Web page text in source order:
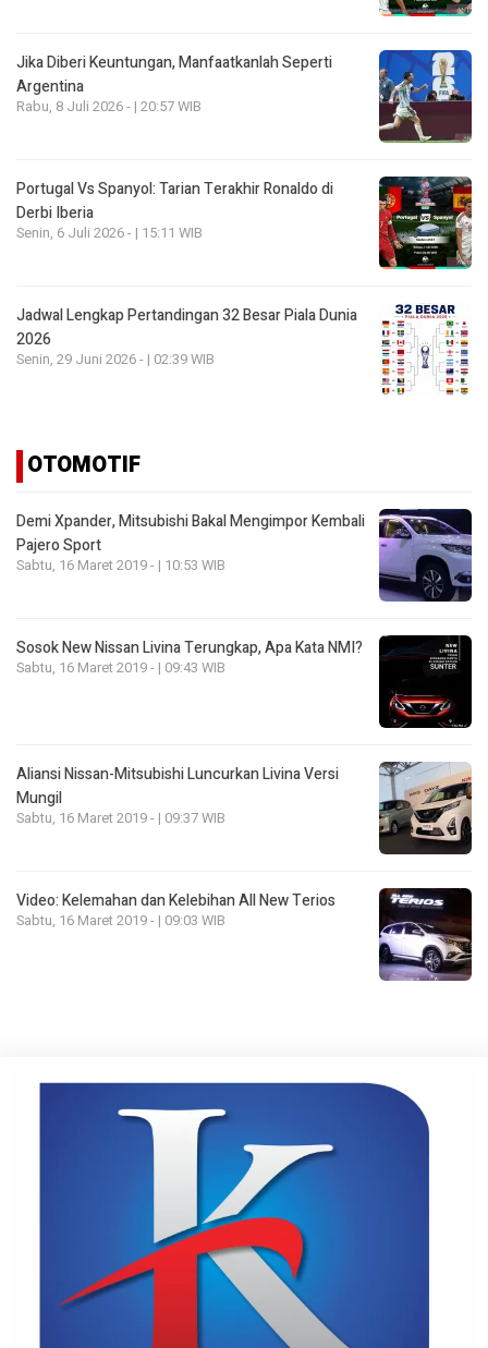
Jika Diberi Keuntungan, Manfaatkanlah Seperti
Argentina
Rabu, 8 Juli 2026 - | 20:57 WIB
Portugal Vs Spanyol: Tarian Terakhir Ronaldo di
Derbi Iberia
Senin, 6 Juli 2026 - | 15:11 WIB
Jadwal Lengkap Pertandingan 32 Besar Piala Dunia
2026
Senin, 29 Juni 2026 - | 02:39 WIB
OTOMOTIF
Demi Xpander, Mitsubishi Bakal Mengimpor Kembali
Pajero Sport
Sabtu, 16 Maret 2019 - | 10:53 WIB
Sosok New Nissan Livina Terungkap, Apa Kata NMI?
Sabtu, 16 Maret 2019 - | 09:43 WIB
Aliansi Nissan-Mitsubishi Luncurkan Livina Versi
Mungil
Sabtu, 16 Maret 2019 - | 09:37 WIB
Video: Kelemahan dan Kelebihan All New Terios
Sabtu, 16 Maret 2019 - | 09:03 WIB